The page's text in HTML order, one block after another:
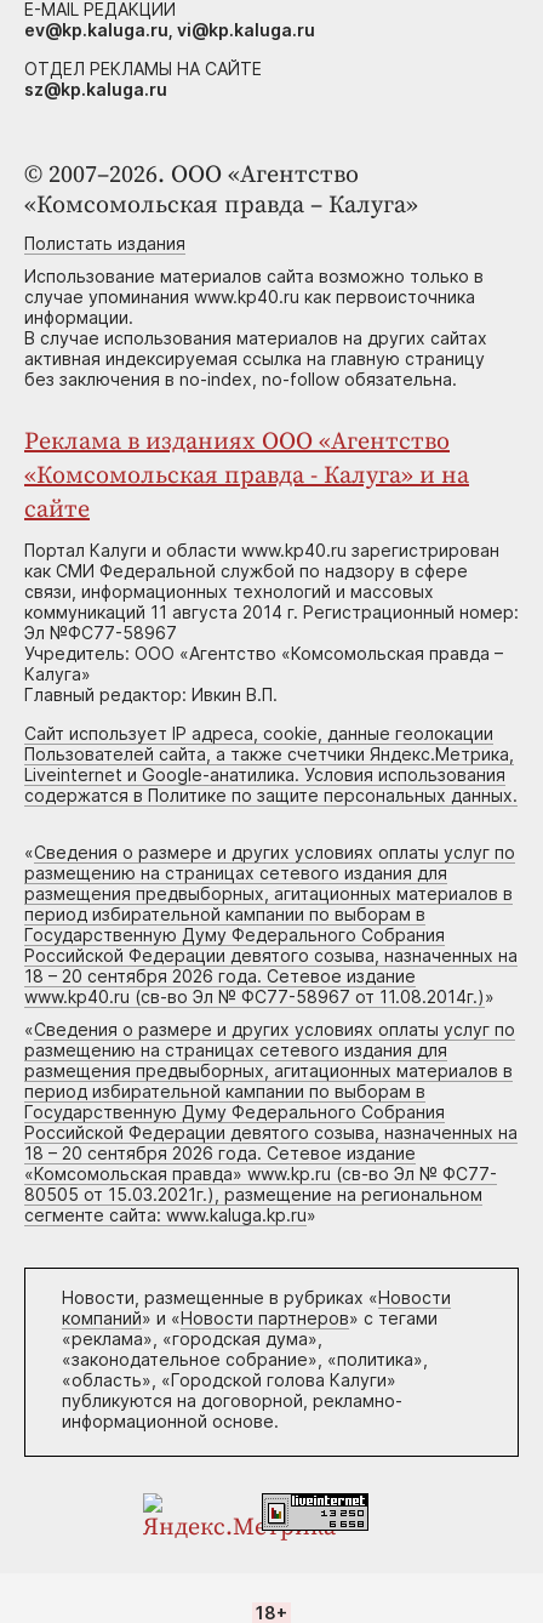
© 2007–2026. ООО «Агентство
«Комсомольская правда – Калуга»
Полистать издания
Использование материалов сайта возможно только в
случае упоминания www.kp40.ru как первоисточника
информации.
В случае использования материалов на других сайтах
активная индексируемая ссылка на главную страницу
без заключения в no-index, no-follow обязательна.
Реклама в изданиях ООО «Агентство
«Комсомольская правда - Калуга» и на
сайте
Портал Калуги и области www.kp40.ru зарегистрирован
как СМИ Федеральной службой по надзору в сфере
связи, информационных технологий и массовых
коммуникаций 11 августа 2014 г. Регистрационный номер:
Эл №ФС77-58967
Учредитель: ООО «Агентство «Комсомольская правда –
Калуга»
Главный редактор: Ивкин В.П.
Сайт использует IP адреса, cookie, данные геолокации
Пользователей сайта, а также счетчики Яндекс.Метрика,
Liveinternet и Google-анатилика. Условия использования
содержатся в Политике по защите персональных данных.
«Сведения о размере и других условиях оплаты услуг по
размещению на страницах сетевого издания для
размещения предвыборных, агитационных материалов в
период избирательной кампании по выборам в
Государственную Думу Федерального Собрания
Российской Федерации девятого созыва, назначенных на
18 – 20 сентября 2026 года. Сетевое издание
www.kp40.ru (св-во Эл № ФС77-58967 от 11.08.2014г.)»
«Сведения о размере и других условиях оплаты услуг по
размещению на страницах сетевого издания для
размещения предвыборных, агитационных материалов в
период избирательной кампании по выборам в
Государственную Думу Федерального Собрания
Российской Федерации девятого созыва, назначенных на
18 – 20 сентября 2026 года. Сетевое издание
«Комсомольская правда» www.kp.ru (св-во Эл № ФС77-
80505 от 15.03.2021г.), размещение на региональном
сегменте сайта: www.kaluga.kp.ru»
Новости, размещенные в рубриках «Новости
компаний» и «Новости партнеров» с тегами
«реклама», «городская дума»,
«законодательное собрание», «политика»,
«область», «Городской голова Калуги»
публикуются на договорной, рекламно-
информационной основе.
E-MAIL РЕДАКЦИИ
ev@kp.kaluga.ru, vi@kp.kaluga.ru
ОТДЕЛ РЕКЛАМЫ НА САЙТЕ
sz@kp.kaluga.ru
18+